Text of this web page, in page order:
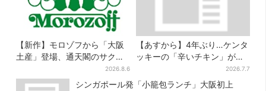
【新作】モロゾフから「大阪
土産」登場、通天閣のサクサ
クスイーツ 6カ所で順次発売
2026.8.6
【あすから】4年ぶり…ケンタ
ッキーの「辛いチキン」が復
活！2種が数量限定で、ポテチ
とのコラボも
2026.7.7
シンガポール発「小籠包ランチ」大阪初上